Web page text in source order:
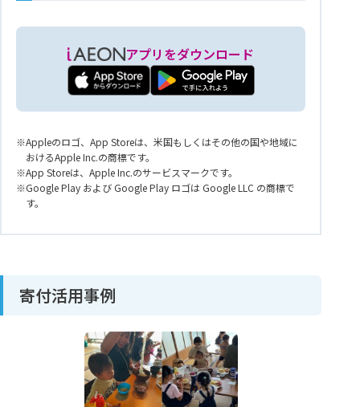
アプリをダウンロード
Appleのロゴ、App Storeは、米国もしくはその他の国や地域に
おけるApple Inc.の商標です。
App Storeは、Apple Inc.のサービスマークです。
Google Play および Google Play ロゴは Google LLC の商標で
す。
寄付活用事例